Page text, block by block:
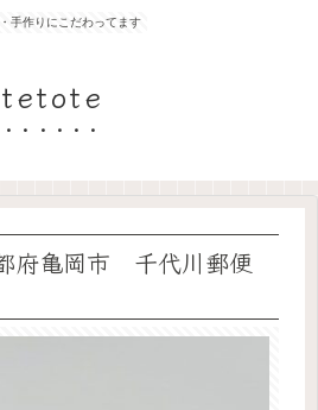
手作りにこだわってます
tetote
府亀岡市 千代川郵便